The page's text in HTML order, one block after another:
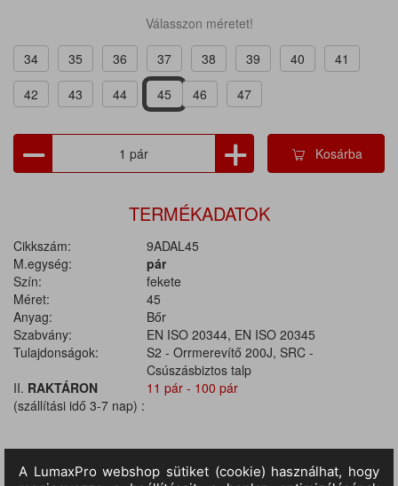
Válasszon méretet!
34
35 36 37 38 39 40
41
42
43 44 45 46 47
Kosárba
TERMÉKADATOK
Cikkszám:
9ADAL45
M.egység:
pár
Szín:
fekete
Méret:
45
Anyag:
Bőr
Szabvány:
EN ISO 20344, EN ISO 20345
Tulajdonságok:
S2 - Orrmerevítő 200J, SRC -
Csúszásbiztos talp
II. RAKTÁRON
(szállítási idő 3-7 nap) :
11 pár - 100 pár